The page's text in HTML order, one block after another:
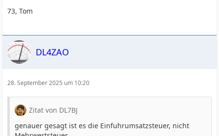
73, Tom
DL4ZAO
28. September 2025 um 10:20
Zitat von DL7BJ
genauer gesagt ist es die Einfuhrumsatzsteuer, nicht